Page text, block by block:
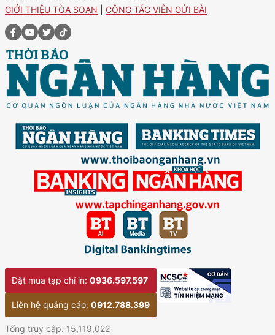
GIỚI THIỆU TÒA SOẠN
CỘNG TÁC VIÊN GỬI BÀI
Đặt mua tạp chí in: 0936.597.597
Liên hệ quảng cáo: 0912.788.399
Tổng truy cập: 15,119,022